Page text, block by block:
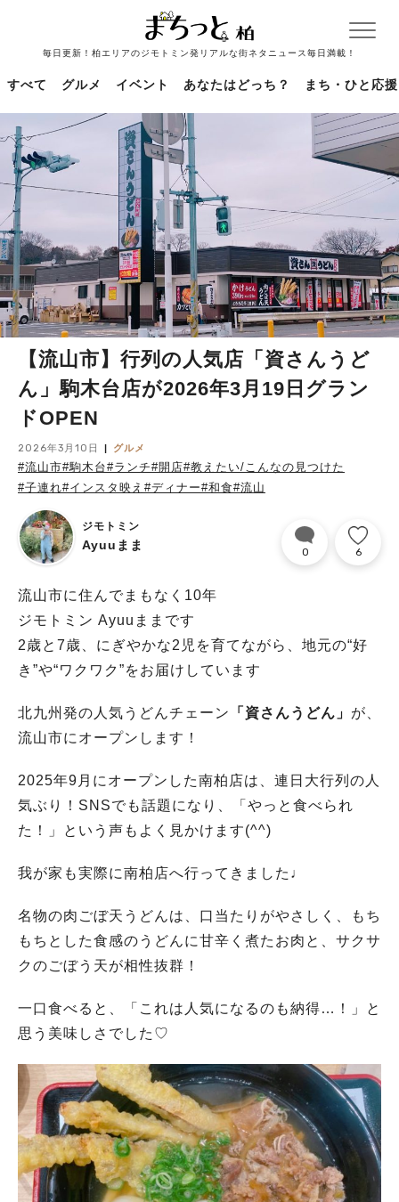
毎日更新！柏エリアのジモトミン発リアルな街ネタニュース毎日満載！
すべて グルメ イベント あなたはどっち？ まち・ひと応援
【流山市】行列の人気店「資さんうど
ん」駒木台店が2026年3月19日グラン
ドOPEN
2026年3月10日 グルメ
#流山市#駒木台#ランチ#開店#教えたい/こんなの見つけた
#子連れ#インスタ映え #ディナー#和食#流山
ジモトミン
Ayuuまま 0 6
流山市に住んでまもなく10年
ジモトミン Ayuuままです
2歳と7歳、にぎやかな2児を育てながら、地元の“好
き”や“ワクワク”をお届けしています
北九州発の人気うどんチェーン 「資さんうどん」 が、
流山市にオープンします！
2025年9月にオープンした南柏店は、連日大行列の人
気ぶり！SNSでも話題になり、「やっと食べられ
た！」という声もよく見かけます(^^)
我が家も実際に南柏店へ行ってきました♩
名物の肉ごぼ天うどんは、口当たりがやさしく、もち
もちとした食感のうどんに甘辛く煮たお肉と、サクサ
クのごぼう天が相性抜群！
一口食べると、「これは人気になるのも納得…！」と
思う美味しさでした♡